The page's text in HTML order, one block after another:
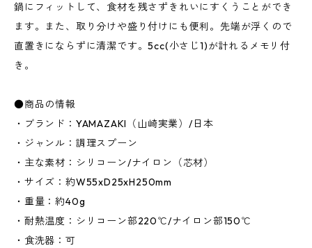
鍋にフィットして、食材を残さずきれいにすくうことができ
ます。また、取り分けや盛り付けにも便利。先端が浮くので
直置きにならずに清潔です。5cc(小さじ1)が計れるメモリ付
き。
●商品の情報
・ブランド：YAMAZAKI（山崎実業）/日本
・ジャンル：調理スプーン
・主な素材：シリコーン/ナイロン（芯材）
・サイズ：約W55xD25xH250mm
・重量：約40g
・耐熱温度：シリコーン部220℃/ナイロン部150℃
・食洗器：可